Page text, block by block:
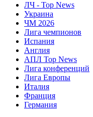
ЛЧ - Top News
Украина
ЧМ 2026
Лига чемпионов
Испания
Англия
АПЛ Top News
Лига конференций
Лига Европы
Италия
Франция
Германия